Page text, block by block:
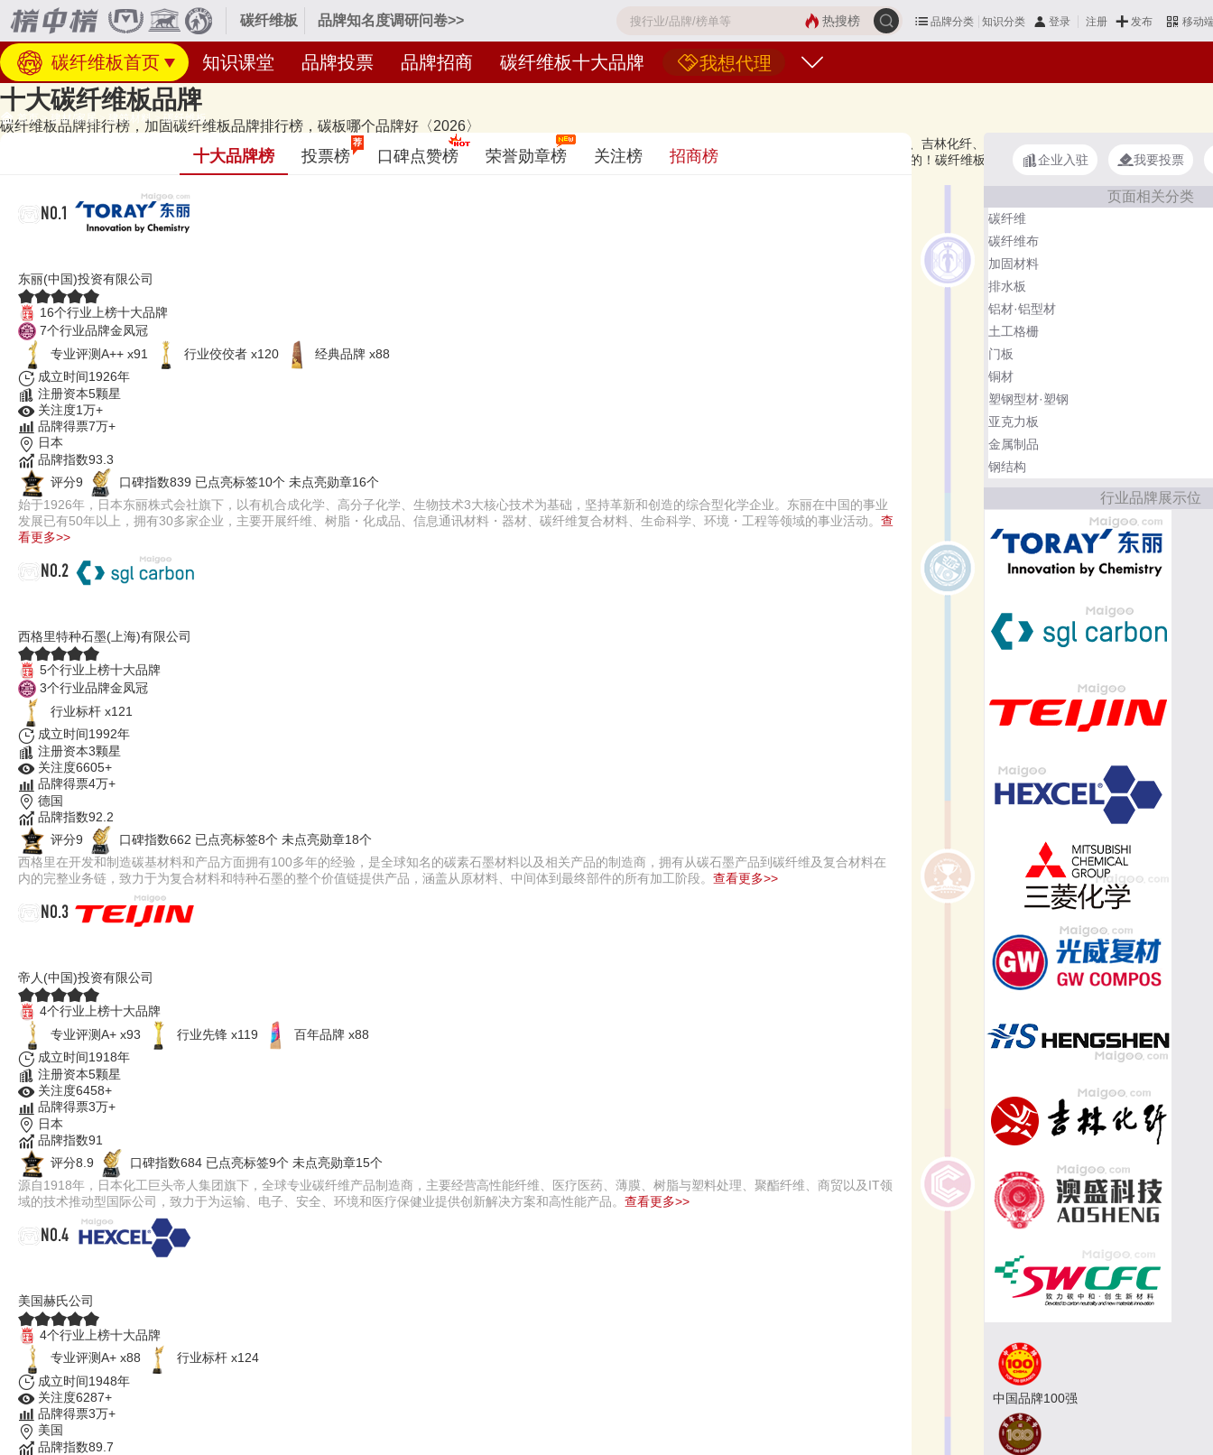
碳纤维板 品牌知名度调研问卷>> 品牌分类 知识分类 登录 注册 发布 移动
热搜榜
碳纤维板首页 知识课堂 品牌投票 品牌招商 我想代理
碳纤维板十大品牌
十大碳纤维板品牌
碳纤维板品牌排行榜，加固碳纤维板品牌排行榜，碳板哪个品牌好〈2026〉
发布啦！居前十的有：TORAY东丽、SGL西格里、TENAX东邦、HEXCEL赫氏、三菱化学、光威复材GW、恒神HS、吉林化纤、澳盛科技AOSHENG、SWCFC等，上榜
榜单和著名碳纤维板品牌名单的是口碑好或知名度高、有实力的品牌，排名不分先后，仅供借鉴参考，想知道什么牌子的碳纤维板好？您可以多比较，选择自己满意的！碳纤维板品牌主要属于商标分类的第17类（1703
（2205群组）。榜单更新时间：2026年07月24日（每月更新）
首页 > 建材/家居 > 建筑材料 > 碳纤维板
十大品牌榜 投票榜
荐
口碑点赞榜 荣誉勋章榜 关注榜 招商榜
NO.1
东丽(中国)投资有限公司
16个行业上榜十大品牌
7个行业品牌金凤冠
专业​评测A++ x91
行业佼佼者 x120
经典品牌 x88
成立时间1926年
注册资本5颗星
关注度1万+
品牌得票7万+
日本
品牌指数93.3
评分9
口碑指数839 已点亮标签10个 未点亮勋章16个
始于1926年，日本东丽株式会社旗下，以有机合成化学、高分子化学、生物技术3大核心技术为基础，坚持革新和创造的综合型化学企业。东丽在中国的事业
发展已有50年以上，拥有30多家企业，主要开展纤维、树脂・化成品、信息通讯材料・器材、碳纤维复合材料、生命科学、环境・工程等领域的事业活动。 查
看更多>>
NO.2
西格里特种石墨(上海)有限公司
5个行业上榜十大品牌
3个行业品牌金凤冠
行业标杆 x121
成立时间1992年
注册资本3颗星
关注度6605+
品牌得票4万+
德国
品牌指数92.2
评分9
口碑指数662 已点亮标签8个 未点亮勋章18个
西格里在开发和制造碳基材料和产品方面拥有100多年的经验，是全球知名的碳素石墨材料以及相关产品的制造商，拥有从碳石墨产品到碳纤维及复合材料在
内的完整业务链，致力于为复合材料和特种石墨的整个价值链提供产品，涵盖从原材料、中间体到最终部件的所有加工阶段。 查看更多>>
NO.3
帝人(中国)投资有限公司
4个行业上榜十大品牌
专业评测A+ x93
行业先锋 x119
百年品牌 x88
成立时间1918年
注册资本5颗星
关注度6458+
品牌得票3万+
日本
品牌指数91
评分8.9
口碑指数684 已点亮标签9个 未点亮勋章15个
源自1918年，日本化工巨头帝人集团旗下，全球专业碳纤维产品制造商，主要经营高性能纤维、医疗医药、薄膜、树脂与塑料处理、聚酯纤维、商贸以及IT领
域的技术推动型国际公司，致力于为运输、电子、安全、环境和医疗保健业提供创新解决方案和高性能产品。 查看更多>>
NO.4
美国赫氏公司
4个行业上榜十大品牌
专业评测A+ x88
行业标杆 x124
成立时间1948年
关注度6287+
品牌得票3万+
美国
品牌指数89.7
企业入驻 我要投票
页面相关分类
碳纤维
碳纤维布
加固材料
排水板
铝材·铝型材
土工格栅
门板
铜材
塑钢型材·塑钢
亚克力板
金属制品
钢结构
行业品牌展示位
中国品牌100强